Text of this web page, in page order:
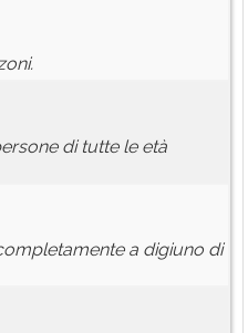
di tutte le età
a digiuno di